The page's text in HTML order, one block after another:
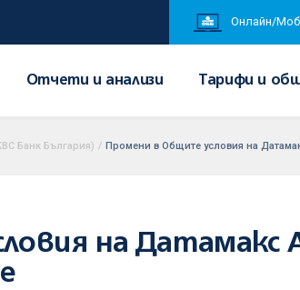
Онлайн/
Отчети и анализи Тарифи и
Банк България) / Промени в Общите условия на
на Датамакс